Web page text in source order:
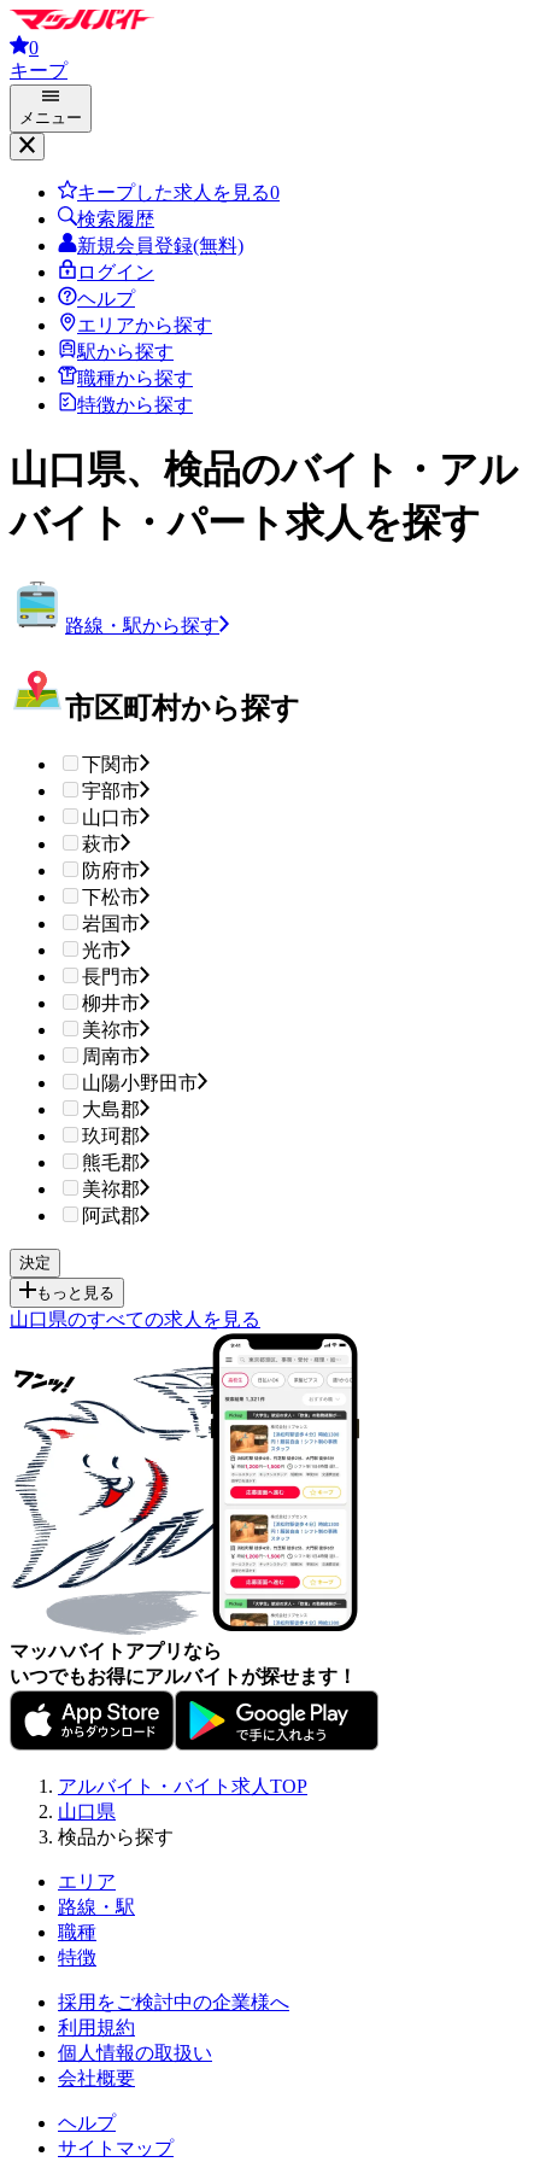
0
キープ
メニュー
キープした求人を見る0
検索履歴
新規会員登録(無料)
ログイン
ヘルプ
エリアから探す
駅から探す
職種から探す
特徴から探す
山口県、検品のバイト・アル
バイト・パート求人を探す
路線・駅から探す
市区町村から探す
下関市
宇部市
山口市
萩市
防府市
下松市
岩国市
光市
長門市
柳井市
美祢市
周南市
山陽小野田市
大島郡
玖珂郡
熊毛郡
美祢郡
阿武郡
もっと見る
山口県のすべての求人を見る
マッハバイトアプリなら
いつでもお得にアルバイトが探せます！
アルバイト・バイト求人TOP
山口県
検品から探す
エリア
路線・駅
職種
特徴
採用をご検討中の企業様へ
利用規約
個人情報の取扱い
会社概要
ヘルプ
サイトマップ